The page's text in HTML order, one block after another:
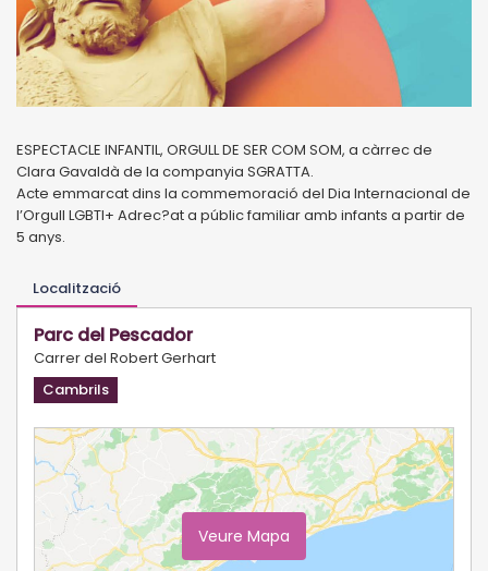
ESPECTACLE INFANTIL, ORGULL DE SER COM SOM, a càrrec de
Clara Gavaldà de la companyia SGRATTA.
Acte emmarcat dins la commemoració del Dia Internacional de
l’Orgull LGBTI+ Adrec?at a públic familiar amb infants a partir de
5 anys.
Localització
Parc del Pescador
Carrer del Robert Gerhart
Cambrils
Veure Mapa